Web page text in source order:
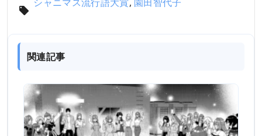
関連記事